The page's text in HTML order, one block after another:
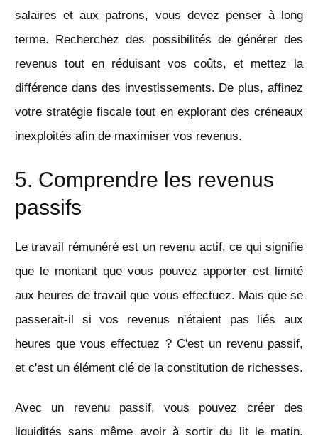
salaires et aux patrons, vous devez penser à long
terme. Recherchez des possibilités de générer des
revenus tout en réduisant vos coûts, et mettez la
différence dans des investissements. De plus, affinez
votre stratégie fiscale tout en explorant des créneaux
inexploités afin de maximiser vos revenus.
5. Comprendre les revenus
passifs
Le travail rémunéré est un revenu actif, ce qui signifie
que le montant que vous pouvez apporter est limité
aux heures de travail que vous effectuez. Mais que se
passerait-il si vos revenus n'étaient pas liés aux
heures que vous effectuez ? C'est un revenu passif,
et c'est un élément clé de la constitution de richesses.
Avec un revenu passif, vous pouvez créer des
liquidités sans même avoir à sortir du lit le matin.